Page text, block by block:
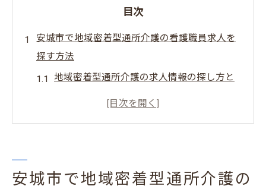
目次
安城市で地域密着型通所介護の看護職員求人を
探す方法
地域密着型通所介護の求人情報の探し方と
イント
安城市で地域密着型通所介護の